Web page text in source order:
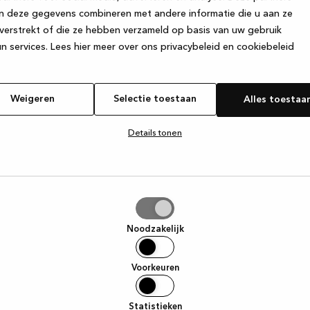
deze gegevens combineren met andere informatie die u aan ze
of die ze hebben verzameld op basis van uw gebruik
services. Lees hier meer over ons privacybeleid en cookiebeleid
Weigeren Selectie toestaan Alles
Details tonen
Noodzakelijk
Voorkeuren
Statistieken
has occurred while loadingwww.kvik.be (see the